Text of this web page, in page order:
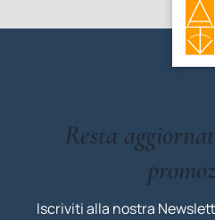
Resta
Iscriviti alla nostra